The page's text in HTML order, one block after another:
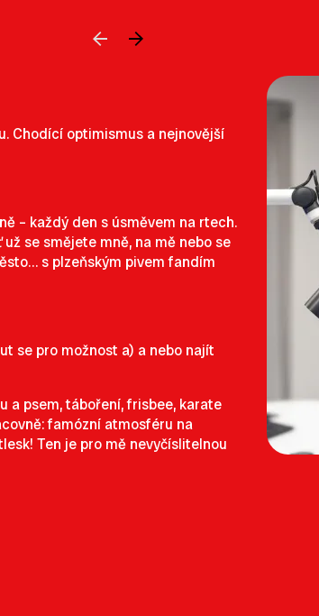
Chodící optimismus a nejnovější
– každý den s úsměvem na rtech.
se smějete mně, na mě nebo se
s plzeňským pivem fandím
se pro možnost a) a nebo najít
a psem, táboření, frisbee, karate
famózní atmosféru na
Ten je pro mě nevyčíslitelnou